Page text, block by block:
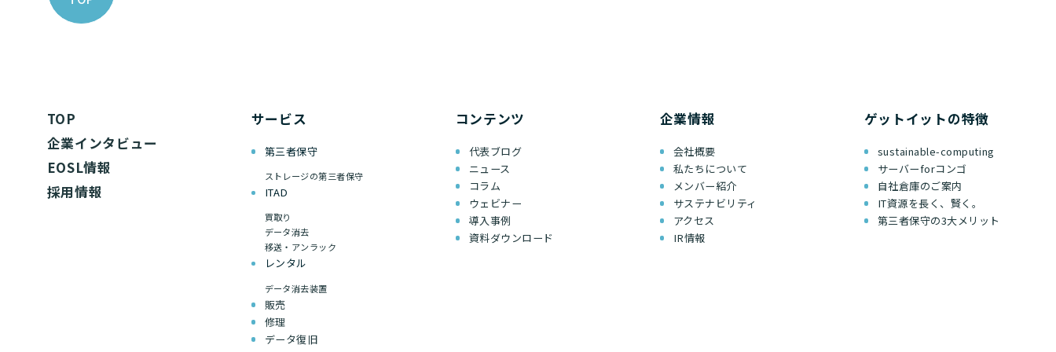
TOP
企業インタビュー
EOSL情報
採用情報
サービス
第三者保守
ストレージの第三者保守
ITAD
買取り
データ消去
移送・アンラック
レンタル
データ消去装置
販売
修理
データ復旧
コンテンツ
代表ブログ
ニュース
コラム
ウェビナー
導入事例
資料ダウンロード
企業情報
会社概要
私たちについて
メンバー紹介
サステナビリティ
アクセス
IR情報
ゲットイットの特徴
sustainable-computing
サーバーforコンゴ
自社倉庫のご案内
IT資源を長く、賢く。
第三者保守の3大メリット